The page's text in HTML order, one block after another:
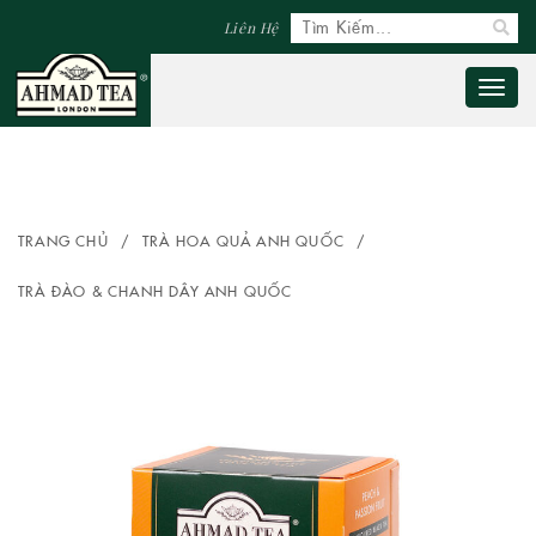
Liên Hệ
Toggle
TRANG CHỦ / TRÀ HOA QUẢ ANH QUỐC /
TRÀ ĐÀO & CHANH DÂY ANH QUỐC